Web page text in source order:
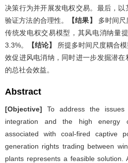
决策行为并开展发电权交易。最后，
验证方法的合理性。
【结果】
多时间
传统发电权交易模型，其风电消纳量
3.3%。
【结论】
所提多时间尺度耦合
效促进风电消纳，同时进一步发掘潜
的总社会效益。
Abstract
[Objective] To address the
integration and the high energy
associated with coal-fired captive
generation rights trading between
plants represents a feasible solution.